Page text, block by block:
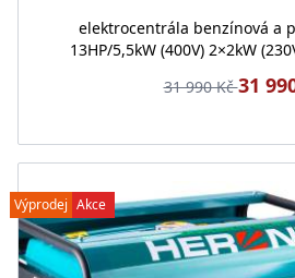
elektrocentrála benzínová a
13HP/5,5kW (400V) 2×2kW
31 990 Kč31
Výprodej Akce